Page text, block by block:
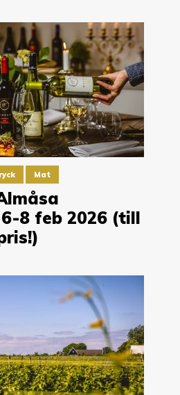
Mat
8 feb 2026 (till